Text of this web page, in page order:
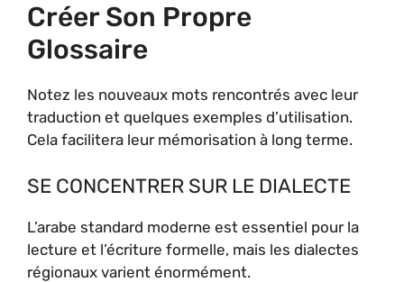
Créer Son Propre
Glossaire
Notez les nouveaux mots rencontrés avec leur
traduction et quelques exemples d’utilisation.
Cela facilitera leur mémorisation à long terme.
SE CONCENTRER SUR LE DIALECTE
L’arabe standard moderne est essentiel pour la
lecture et l’écriture formelle, mais les dialectes
régionaux varient énormément.